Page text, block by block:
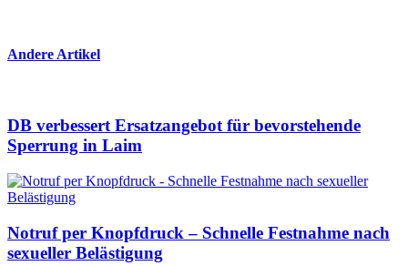
Andere Artikel
DB verbessert Ersatzangebot für bevorstehende
Sperrung in Laim
Notruf per Knopfdruck – Schnelle Festnahme nach
sexueller Belästigung